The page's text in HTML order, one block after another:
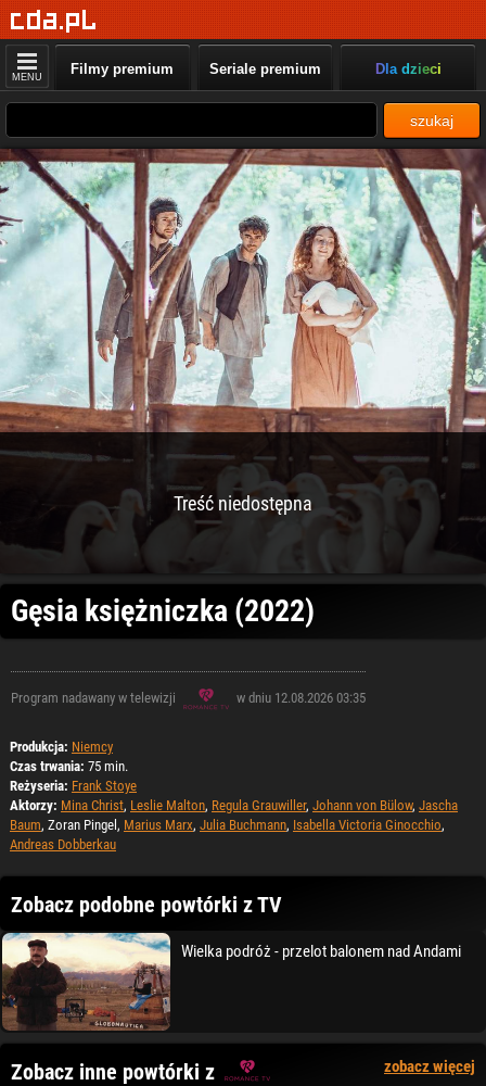
MENU Filmy premium Seriale premium Dla dzieci
szukaj
Treść niedostępna
Gęsia księżniczka (2022)
Program nadawany w telewizji w dniu 12.08.2026 03:35
Produkcja: Niemcy
Czas trwania: 75 min.
Reżyseria: Frank Stoye
Aktorzy: Mina Christ, Leslie Malton, Regula Grauwiller, Johann von Bülow, Jascha
Baum, Zoran Pingel, Marius Marx, Julia Buchmann, Isabella Victoria Ginocchio,
Andreas Dobberkau
Zobacz podobne powtórki z TV
Wielka podróż - przelot balonem nad Andami
Zobacz inne powtórki z zobacz więcej